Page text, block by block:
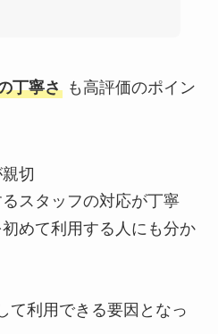
丁寧さも高評価のポイン
切
スタッフの対応が丁寧
めて利用する人にも分か
て利用できる要因となっ